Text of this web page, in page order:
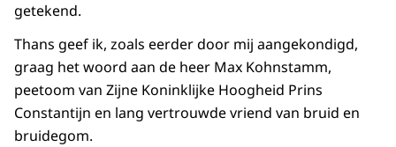
getekend.
Thans geef ik, zoals eerder door mij aangekondigd,
graag het woord aan de heer Max Kohnstamm,
peetoom van Zijne Koninklijke Hoogheid Prins
Constantijn en lang vertrouwde vriend van bruid en
bruidegom.